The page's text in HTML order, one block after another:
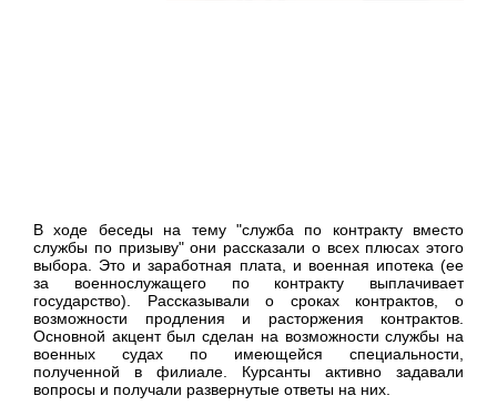
В ходе беседы на тему "служба по контракту вместо
службы по призыву" они рассказали о всех плюсах этого
выбора. Это и заработная плата, и военная ипотека (ее
за военнослужащего по контракту выплачивает
государство). Рассказывали о сроках контрактов, о
возможности продления и расторжения контрактов.
Основной акцент был сделан на возможности службы на
военных судах по имеющейся специальности,
полученной в филиале. Курсанты активно задавали
вопросы и получали развернутые ответы на них.